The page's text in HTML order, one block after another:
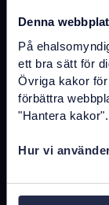
Denna
På
ett bra sätt för
Övriga kakor
förbättra
"Hantera kakor".
Hur vi
Kontakta oss
Tel.0771-766
Fler